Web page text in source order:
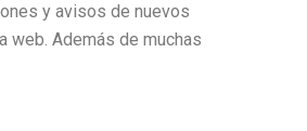
y avisos de nuevos
web. Además de muchas